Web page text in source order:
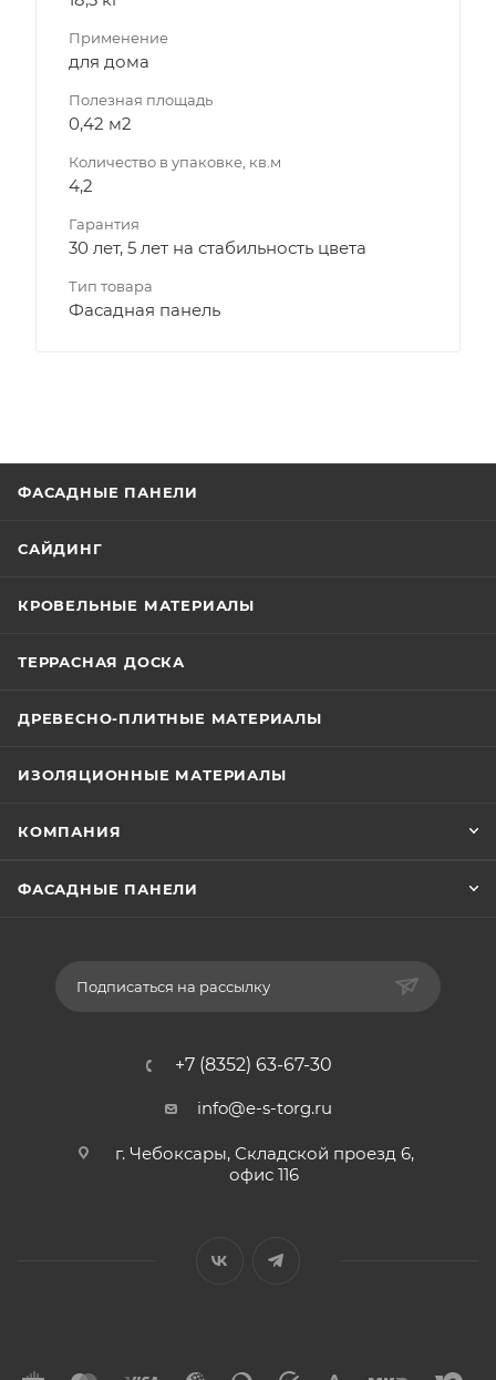
Применение
для дома
Полезная площадь
0,42 м2
Количество в упаковке, кв.м
4,2
Гарантия
30 лет, 5 лет на стабильность цвета
Тип товара
Фасадная панель
ФАСАДНЫЕ ПАНЕЛИ
САЙДИНГ
КРОВЕЛЬНЫЕ МАТЕРИАЛЫ
ТЕРРАСНАЯ ДОСКА
ДРЕВЕСНО-ПЛИТНЫЕ МАТЕРИАЛЫ
ИЗОЛЯЦИОННЫЕ МАТЕРИАЛЫ
КОМПАНИЯ
ФАСАДНЫЕ ПАНЕЛИ
Подписаться на рассылку
+7 (8352) 63-67-30
info@e-s-torg.ru
г. Чебоксары, Складской проезд 6,
офис 116